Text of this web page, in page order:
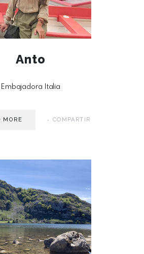
Anto
Embajadora Italia
MORE COMPARTIR